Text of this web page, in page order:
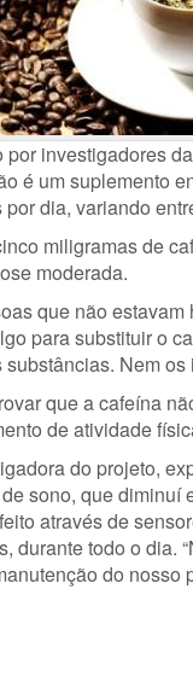
por investigadores
é um suplemento
dia, variando
miligramas de
moderada.
que não
para substituir o
Nem
que a cafeína
de atividade
do projeto,
sono, que diminuí
através de
durante todo o dia.
do nosso